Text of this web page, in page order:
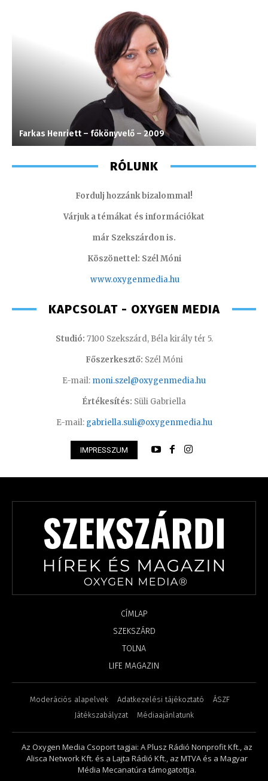
Farkas Henriett – főkönyvelő – 2009
RÓLUNK
Fordulj hozzánk bizalommal!
Várjuk a témákat és információkat
már Szekszárdon is.
Köszönettel: Szél Móni
www.oxygenmedia.hu
KAPCSOLAT - OXYGEN MEDIA
Studió: 7100 Szekszárd, Béla király tér 5.
Főszerkesztő: Szél Móni
E-mail: moni.szel@oxygenmedia.hu
Értékesítés: Süli Gabriella
E-mail: gabriella.suli@oxygenmedia.hu
IMPRESSZUM
CÍMLAP
SZEKSZÁRD
TOLNA
LIFE MAGAZIN
Moderációs alapelvek Adatkezelési tájékoztató
ÁSZF
Játékszabályzat
Médiaajánlatunk
Az Oxygen Media Csoport tagjai: A Plusz Rádió Nonprofit Kft., az
Alisca Network Kft. és a Lajta Rádió Kft., az MTVA és a Magyar
Média Mecanatúra támogatottja.